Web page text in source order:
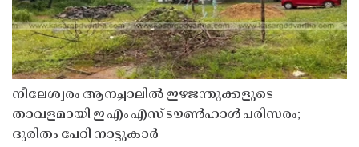
നീലേശ്വരം ആനച്ചാലിൽ ഇഴജന്തുക്കളുടെ
താവളമായി ഇ എം എസ് ടൗൺഹാൾ പരിസരം;
ദുരിതം പേറി നാട്ടുകാർ